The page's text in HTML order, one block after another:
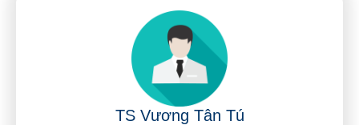
TS Vương Tân Tú